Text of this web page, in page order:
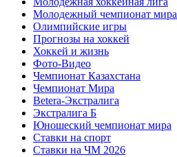
Молодежный чемпионат мира
Олимпийские игры
Прогнозы на хоккей
Хоккей и жизнь
Фото-Видео
Чемпионат Казахстана
Чемпионат Мира
Betera-Экстралига
Экстралига Б
Юношеский чемпионат мира
Ставки на спорт
Ставки на ЧМ 2026